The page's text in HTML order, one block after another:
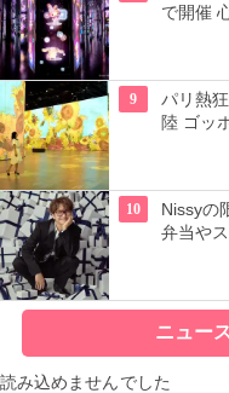
で開催
9
パリ熱
陸 ゴッ
レーヴ
10
Nissyの
弁当や
ニュー
読み込めませんでした